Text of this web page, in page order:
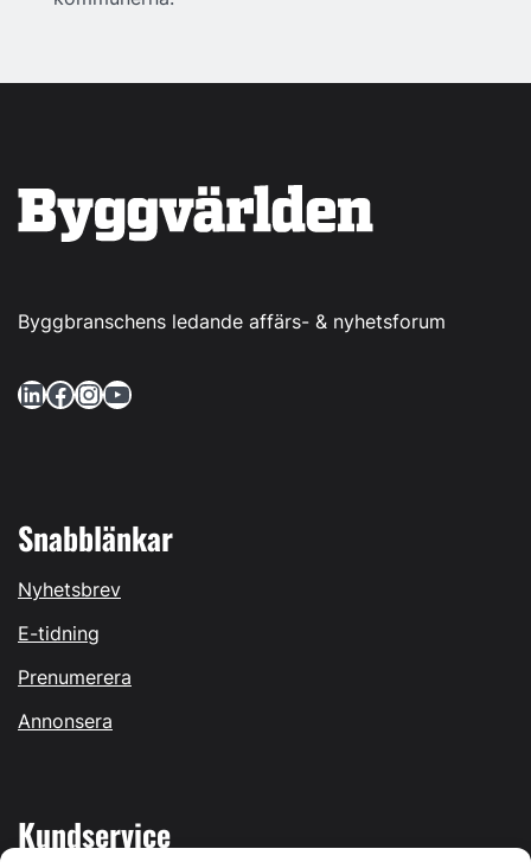
Byggbranschens ledande affärs- & nyhetsforum
LinkedIn Facebook InstagramYouTube
Snabblänkar
Nyhetsbrev
E-tidning
Prenumerera
Annonsera
Kundservice